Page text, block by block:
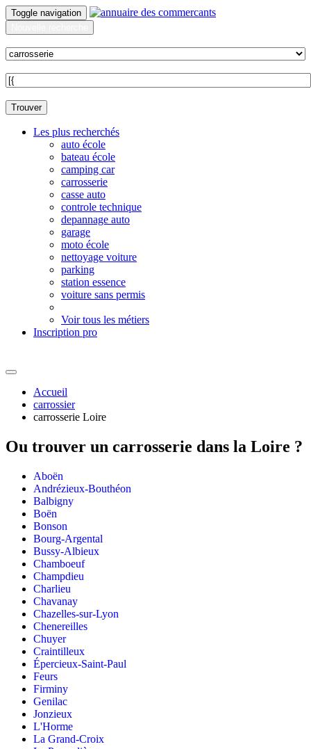
Toggle navigation
Trouver
Les plus recherchés
auto école
bateau école
camping car
carrosserie
casse auto
controle technique
depannage auto
garage
moto école
nettoyage voiture
parking
station essence
voiture sans permis
Voir tous les métiers
Inscription pro
Accueil
carrossier
carrosserie Loire
Ou trouver un carrosserie dans la Loire ?
Aboën
Andrézieux-Bouthéon
Balbigny
Boën
Bonson
Bourg-Argental
Bussy-Albieux
Chamboeuf
Champdieu
Charlieu
Chavanay
Chazelles-sur-Lyon
Chenereilles
Chuyer
Craintilleux
Épercieux-Saint-Paul
Feurs
Firminy
Genilac
Jonzieux
L'Horme
La Grand-Croix